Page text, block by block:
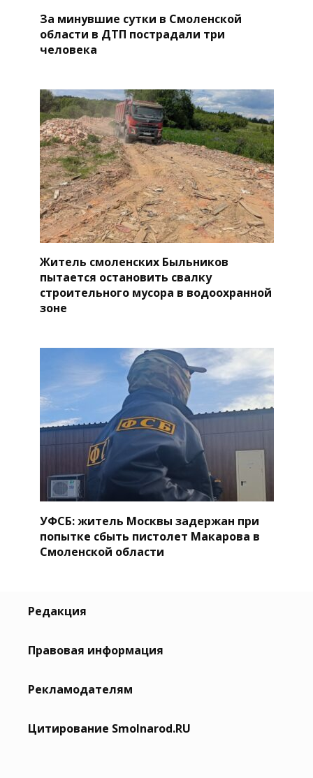
За минувшие сутки в Смоленской
области в ДТП пострадали три
человека
Житель смоленских Быльников
пытается остановить свалку
строительного мусора в водоохранной
зоне
УФСБ: житель Москвы задержан при
попытке сбыть пистолет Макарова в
Смоленской области
Редакция
Правовая информация
Рекламодателям
Цитирование Smolnarod.RU